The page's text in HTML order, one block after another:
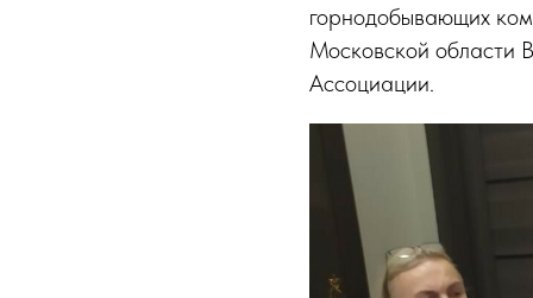
горнодобывающих
Московской области
Ассоциации.